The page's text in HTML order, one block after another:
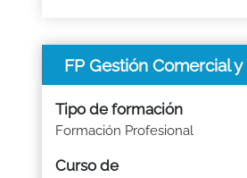
FP Gestión Comercial
Tipo de formación
Formación Profesional
Curso de